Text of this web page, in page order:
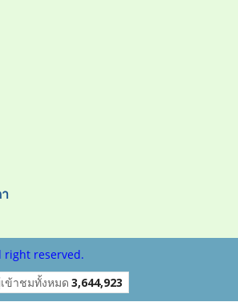
right reserved.
ข้าชมวันนี้
1